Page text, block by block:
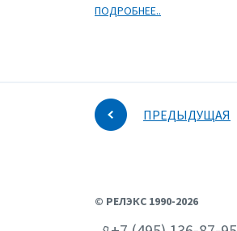
ПОДРОБНЕЕ..
ПРЕДЫДУЩАЯ
© РЕЛЭКС 1990-2026